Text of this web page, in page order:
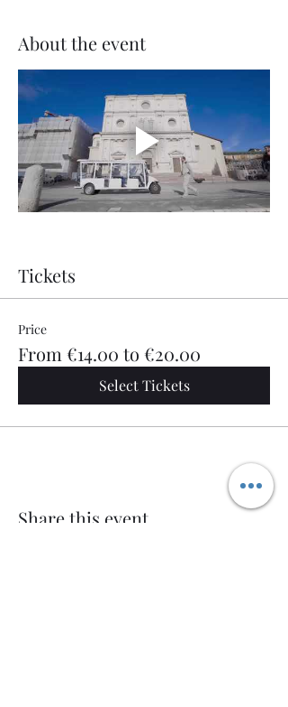
About the event
Tickets
Price
From €14.00 to €20.00
Select Tickets
Share this event